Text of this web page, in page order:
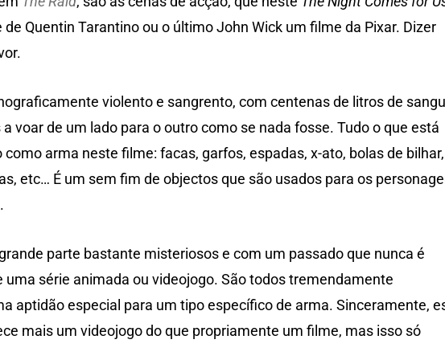
Quentin Tarantino ou o último John Wick um filme da Pixar. Dizer
violento e sangrento, com centenas de litros de
voar de um lado para o outro como se nada fosse. Tudo o que está
arma neste filme: facas, garfos, espadas, x-ato, bolas de bilhar,
etc… É um sem fim de objectos que são usados para os
parte bastante misteriosos e com um passado que nunca é
uma série animada ou videojogo. São todos tremendamente
aptidão especial para um tipo específico de arma. Sinceramente,
mais um videojogo do que propriamente um filme, mas isso só